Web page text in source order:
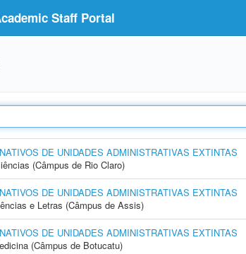
Staff Portal
DE UNIDADES ADMINISTRATIVAS EXTINTAS
(Câmpus de Rio Claro)
DE UNIDADES ADMINISTRATIVAS EXTINTAS
e Letras (Câmpus de Assis)
DE UNIDADES ADMINISTRATIVAS EXTINTAS
(Câmpus de Botucatu)